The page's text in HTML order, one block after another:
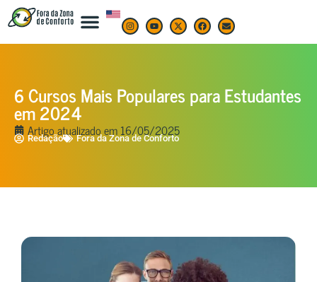
6 Cursos Mais Populares para Estudantes
em 2024
Artigo atualizado em16/05/2025
Redação Fora da Zona de Conforto